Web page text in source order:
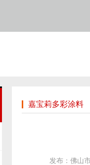
嘉宝莉多彩涂料
发布：佛山